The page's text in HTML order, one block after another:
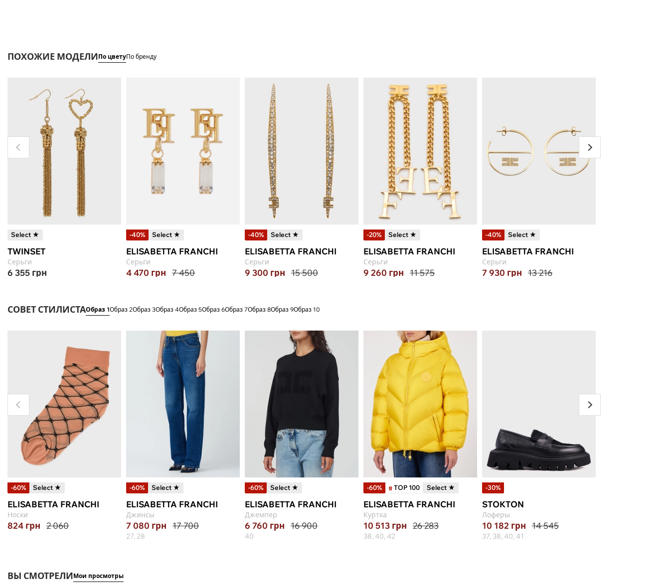
ПОХОЖИЕ МОДЕЛИПо цветуПо бренду
Select ★
TWINSET
Серьги
6 355 грн
-40% Select ★
ELISABETTA FRANCHI
Серьги
4 470 грн 7 450
-40% Select ★
ELISABETTA FRANCHI
Серьги
9 300 грн 15 500
-20% Select ★
ELISABETTA FRANCHI
Серьги
9 260 грн 11 575
-40% Select ★
ELISABETTA FRANCHI
Серьги
7 930 грн 13 216
СОВЕТ СТИЛИСТАОбраз 1Образ 2Образ 3Образ 4Образ 5Образ 6Образ 7Образ 8Образ 9Образ 10
-60% Select ★
ELISABETTA FRANCHI
Носки
824 грн 2 060
-60% Select ★
ELISABETTA FRANCHI
Джинсы
7 080 грн 17 700
27, 28
-60% Select ★
ELISABETTA FRANCHI
Джемпер
6 760 грн 16 900
40
-60% TOP 100 Select ★
ELISABETTA FRANCHI
Куртка
10 513 грн 26 283
38, 40, 42
-30%
STOKTON
Лоферы
10 182 грн 14 545
37, 38, 40, 41
ВЫ СМОТРЕЛИМои просмотры